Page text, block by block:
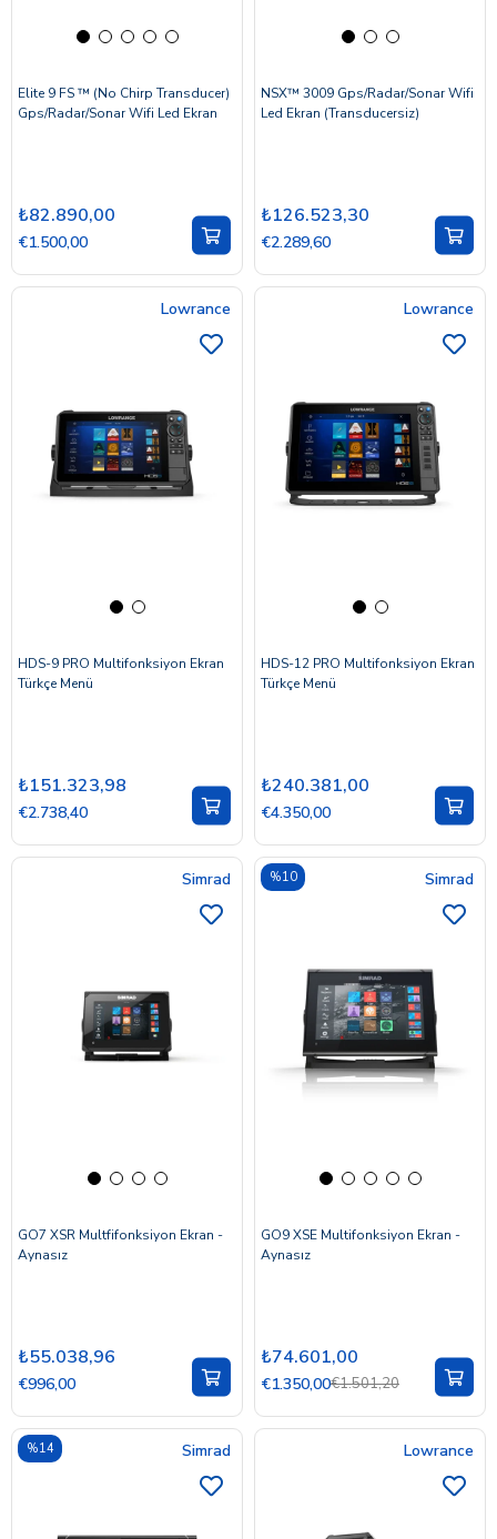
Elite 9 FS ™ (No Chirp Transducer)
Gps/Radar/Sonar Wifi Led Ekran
₺82.890,00
€1.500,00
NSX™ 3009 Gps/Radar/Sonar Wifi
Led Ekran (Transducersiz)
₺126.523,30
€2.289,60
Lowrance
HDS-9 PRO Multifonksiyon Ekran
Türkçe Menü
₺151.323,98
€2.738,40
Lowrance
HDS-12 PRO Multifonksiyon Ekran
Türkçe Menü
₺240.381,00
€4.350,00
Simrad
GO7 XSR Multfifonksiyon Ekran -
Aynasız
₺55.038,96
€996,00
Simrad
GO9 XSE Multifonksiyon Ekran -
Aynasız
₺74.601,00
€1.350,00€1.501,20
%10
Simrad
%14 Lowrance